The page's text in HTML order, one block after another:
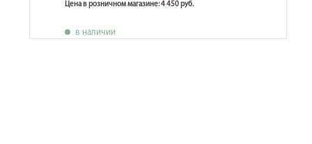
Цена в розничном магазине: 4 450 руб.
в наличии